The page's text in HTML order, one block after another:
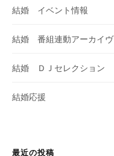
結婚 イベント情報
結婚 番組連動アーカイヴ
結婚 ＤＪセレクション
結婚応援
最近の投稿